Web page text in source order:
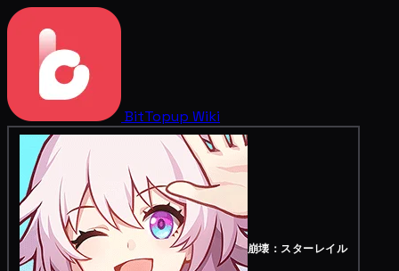
BitTopup Wiki
崩壊：スターレイル